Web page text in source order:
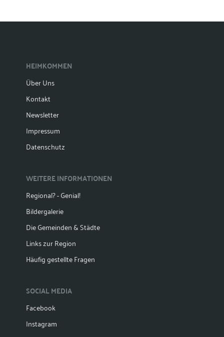
HEIMKOMMEN
Über Uns
Kontakt
Newsletter
Impressum
Datenschutz
WEITERE INFORMATIONEN
Regional? - Genial!
Bildergalerie
Die Gemeinden & Städte
Links zur Region
Häufig gestellte Fragen
SOCIAL MEDIA
Facebook
Instagram